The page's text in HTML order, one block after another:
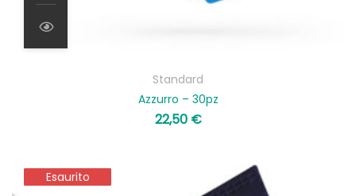
Standard
Azzurro – 30pz
22,50 €
Esaurito
Esaurito